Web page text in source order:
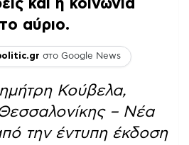
και η κοινωνία
αύριο.
στο Google News
Κούβελα,
– Νέα
την έντυπη έκδοση